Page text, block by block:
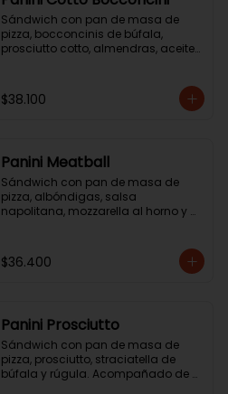
Sándwich con pan de masa de
pizza, bocconcinis de búfala,
prosciutto cotto, almendras, aceite
casa o papas chip.
$38.100
Panini Meatball
Sándwich con pan de masa de
pizza, albóndigas, salsa
napolitana, mozzarella al horno y
$36.400
Panini Prosciutto
Sándwich con pan de masa de
pizza, prosciutto, straciatella de
búfala y rúgula. Acompañado de